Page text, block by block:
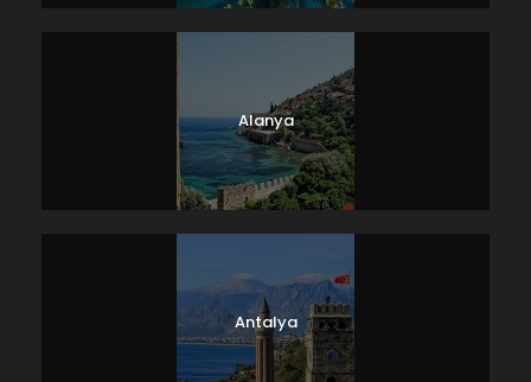
Alanya
Antalya